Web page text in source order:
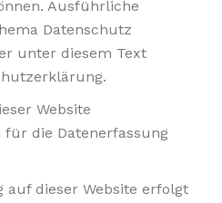
Ausführliche
Datenschutz
unter diesem Text
Website
die Datenerfassung
auf dieser Website erfolgt